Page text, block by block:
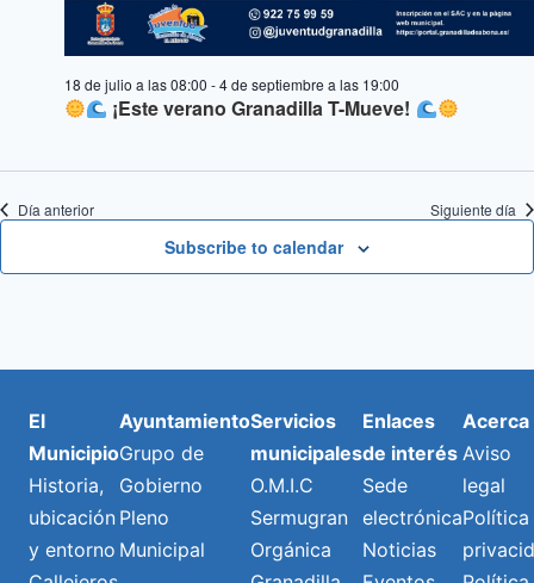
¡Este verano Granadilla T-Mueve!
18 de julio a las 08:00 -4 de septiembre a las 19:00
Día anterior Siguiente día
Subscribe to calendar
El
Municipio
Historia,
ubicación
y entorno
Ayuntamiento
Grupo de
Gobierno
Pleno
Municipal
Servicios
municipales
O.M.I.C
Sermugran
Orgánica
Enlaces
de interés
Sede
electrónica
Noticias
Acerca
Aviso
legal
Política